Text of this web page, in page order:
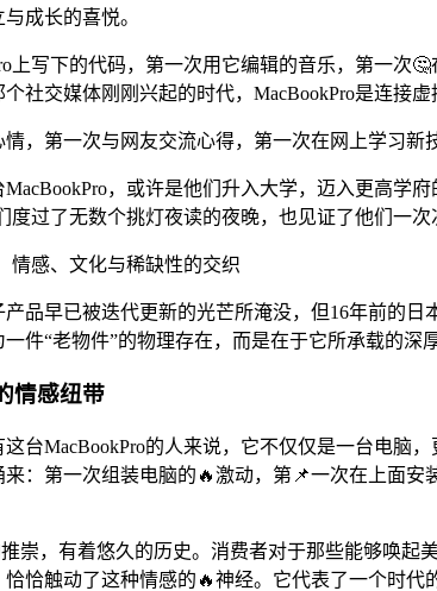
成长的喜悦。
上写下的代码，第一次用它编辑的音乐，第一次
社交媒体刚刚兴起的时代，MacBookPro是连接虚
，第一次与网友交流心得，第一次在网上学习新
，或许是他们升入大学，迈入更高学
度过了无数个挑灯夜读的夜晚，也见证了他们一次
情感、文化与稀缺性的交织
品早已被迭代更新的光芒所淹没，但16年前的
件“老物件”的物理存在，而是在于它所承载的深
情感纽带
台MacBookPro的人来说，它不仅仅是一台电脑
：第一次组装电脑的🔥激动，第📌一次在上面
崇，有着悠久的历史。消费者对于那些能够唤
恰触动了这种情感的🔥神经。它代表了一个时